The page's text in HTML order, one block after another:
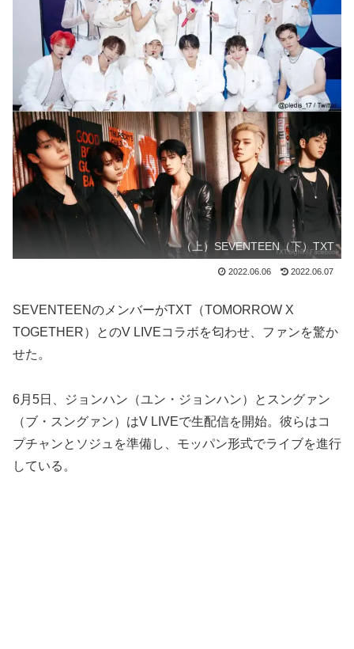
（上）SEVENTEEN（下）TXT
2022.06.06 2022.06.07
SEVENTEENのメンバーがTXT（TOMORROW X
TOGETHER）とのV LIVEコラボを匂わせ、ファンを驚か
せた。
6月5日、ジョンハン（ユン・ジョンハン）とスングァン
（ブ・スングァン）はV LIVEで生配信を開始。彼らはコ
プチャンとソジュを準備し、モッパン形式でライブを進行
している。